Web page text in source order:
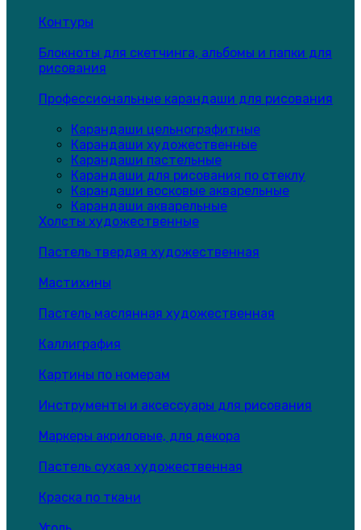
Контуры
Блокноты для скетчинга, альбомы и папки для
рисования
Профессиональные карандаши для рисования
Карандаши цельнографитные
Карандаши художественные
Карандаши пастельные
Карандаши для рисования по стеклу
Карандаши восковые акварельные
Карандаши акварельные
Холсты художественные
Пастель твердая художественная
Мастихины
Пастель маслянная художественная
Каллиграфия
Картины по номерам
Инструменты и аксессуары для рисования
Маркеры акриловые, для декора
Пастель сухая художественная
Краска по ткани